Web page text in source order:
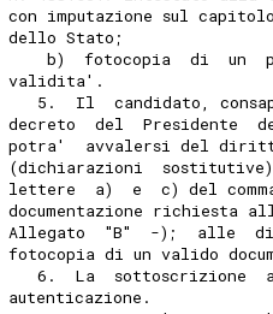
con imputazione sul
dello Stato;
b)  fotocopia  di  un
validita'.
5.  Il  candidato,
decreto  del  Presidente
potra'  avvalersi del
(dichiarazioni
lettere  a)  e  c) del
documentazione richiesta
Allegato  "B"  -);  alle
fotocopia di un valido
6.  La  sottoscrizione
autenticazione.